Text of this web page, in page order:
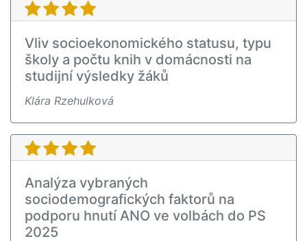
Vliv socioekonomického statusu, typu
školy a počtu knih v domácnosti na
studijní výsledky žáků
Klára Rzehulková
Analýza vybraných
sociodemografických faktorů na
podporu hnutí ANO ve volbách do PS
2025